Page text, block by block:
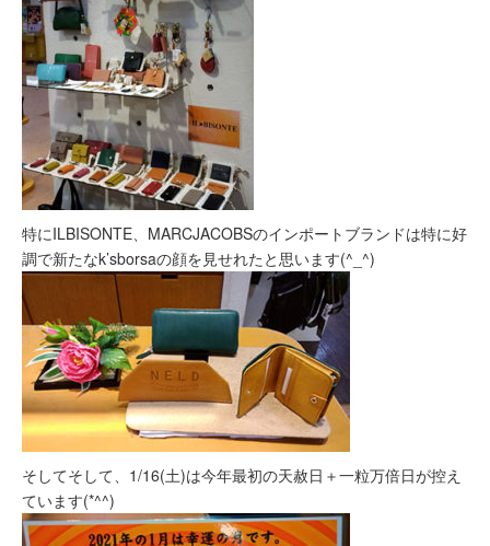
特にILBISONTE、MARCJACOBSのインポートブランドは特に好
調で新たなk’sborsaの顔を見せれたと思います(^_^)
そしてそして、1/16(土)は今年最初の天赦日＋一粒万倍日が控え
ています(*^^)